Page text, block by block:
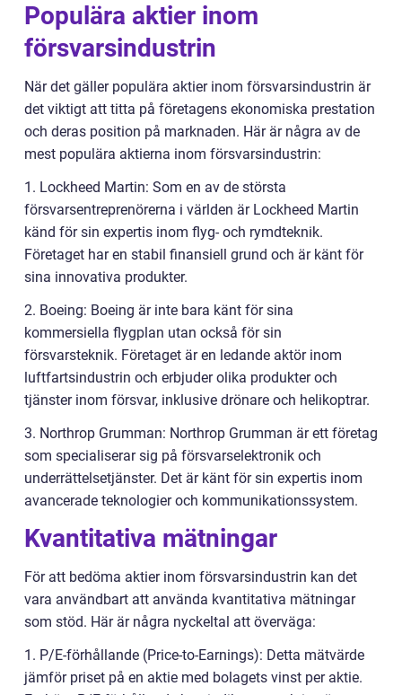
Populära aktier inom
försvarsindustrin
När det gäller populära aktier inom försvarsindustrin är
det viktigt att titta på företagens ekonomiska prestation
och deras position på marknaden. Här är några av de
mest populära aktierna inom försvarsindustrin:
1. Lockheed Martin: Som en av de största
försvarsentreprenörerna i världen är Lockheed Martin
känd för sin expertis inom flyg- och rymdteknik.
Företaget har en stabil finansiell grund och är känt för
sina innovativa produkter.
2. Boeing: Boeing är inte bara känt för sina
kommersiella flygplan utan också för sin
försvarsteknik. Företaget är en ledande aktör inom
luftfartsindustrin och erbjuder olika produkter och
tjänster inom försvar, inklusive drönare och helikoptrar.
3. Northrop Grumman: Northrop Grumman är ett företag
som specialiserar sig på försvarselektronik och
underrättelsetjänster. Det är känt för sin expertis inom
avancerade teknologier och kommunikationssystem.
Kvantitativa mätningar
För att bedöma aktier inom försvarsindustrin kan det
vara användbart att använda kvantitativa mätningar
som stöd. Här är några nyckeltal att överväga:
1. P/E-förhållande (Price-to-Earnings): Detta mätvärde
jämför priset på en aktie med bolagets vinst per aktie.